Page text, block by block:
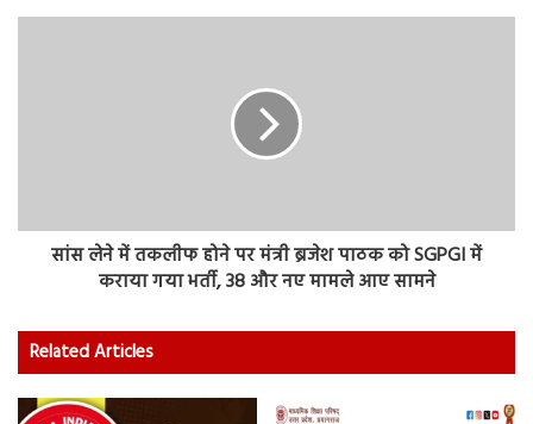
सांस लेने में तकलीफ होने पर मंत्री ब्रजेश पाठक को SGPGI में
कराया गया भर्ती, 38 और नए मामले आए सामने
Related Articles